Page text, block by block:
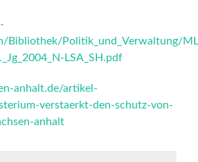
Bibliothek/Politik_und_Verwaltung/
LSA_SH.pdf
anhalt.de/artikel-
verstaerkt-den-schutz-von-
anhalt